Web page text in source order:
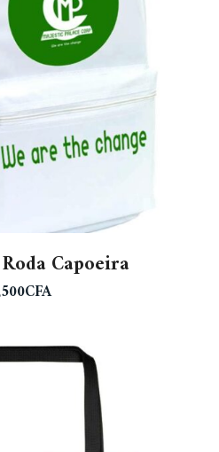
Capoeira
CFA